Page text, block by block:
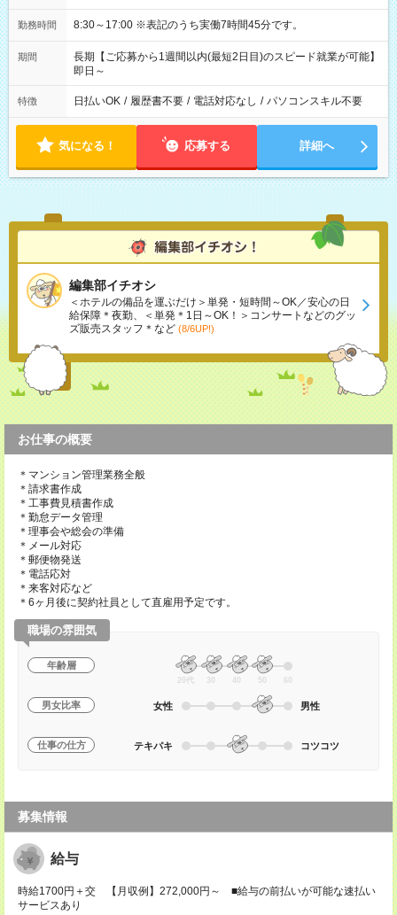
勤務時間 8:30～17:00 ※表記のうち実働7時間45分です。
期間
長期【ご応募から1週間以内(最短2日目)のスピード就業が可能】
即日～
特徴 日払いOK / 履歴書不要 / 電話対応なし / パソコンスキル不要
気になる！ 応募する 詳細へ
編集部イチオシ
＜ホテルの備品を運ぶだけ＞単発・短時間～OK／安心の日
給保障＊夜勤、＜単発＊1日～OK！＞コンサートなどのグッ
ズ販売スタッフ＊など (8/6UP!)
お仕事の概要
＊マンション管理業務全般
＊請求書作成
＊工事費見積書作成
＊勤怠データ管理
＊理事会や総会の準備
＊メール対応
＊郵便物発送
＊電話応対
＊来客対応など
＊6ヶ月後に契約社員として直雇用予定です。
職場の雰囲気
年齢層
20代 30 40 50 60
男女比率 女性 男性
仕事の仕方 テキパキ コツコツ
募集情報
給与
時給1700円＋交 【月収例】272,000円～ ■給与の前払いが可能な速払い
サービスあり